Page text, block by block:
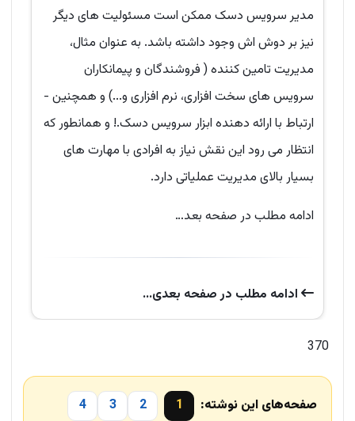
مدیر سرویس دسک ممکن است مسئولیت های دیگر
نیز بر دوش اش وجود داشته باشد. به عنوان مثال،
مدیریت تامین کننده ( فروشندگان و پیمانکاران
سرویس های سخت افزاری، نرم افزاری و...) و همچنین -
ارتباط با ارائه دهنده ابزار سرویس دسک.! و همانطور که
انتظار می رود این نقش نیاز به افرادی با مهارت های
بسیار بالای مدیریت عملیاتی دارد.
ادامه مطلب در صفحه بعد…
ادامه‌ مطلب در صفحه‌ بعدی...
370
صفحه‌های این نوشته: 1
2
3
4